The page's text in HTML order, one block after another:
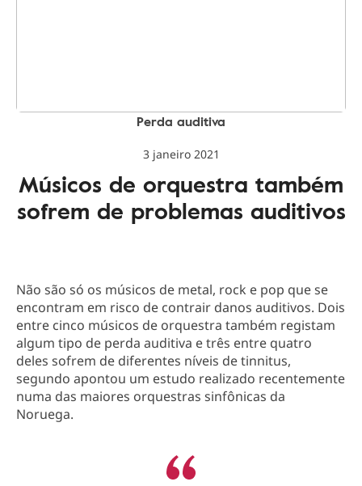
Perda auditiva
3 janeiro 2021
Músicos de orquestra também
sofrem de problemas auditivos
Não são só os músicos de metal, rock e pop que se
encontram em risco de contrair danos auditivos. Dois
entre cinco músicos de orquestra também registam
algum tipo de perda auditiva e três entre quatro
deles sofrem de diferentes níveis de tinnitus,
segundo apontou um estudo realizado recentemente
numa das maiores orquestras sinfônicas da
Noruega.